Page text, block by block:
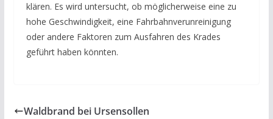
klären. Es wird untersucht, ob möglicherweise eine zu
hohe Geschwindigkeit, eine Fahrbahnverunreinigung
oder andere Faktoren zum Ausfahren des Krades
geführt haben könnten.
Waldbrand bei Ursensollen